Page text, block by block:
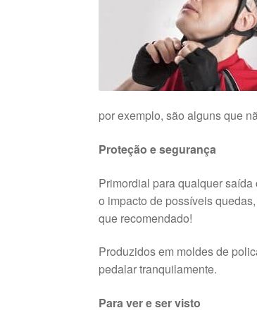
por exemplo, são alguns que
Proteção e segurança
Primordial para qualquer
o impacto de possíveis
que recomendado!
Produzidos em moldes de
pedalar tranquilamente.
Para ver e ser visto